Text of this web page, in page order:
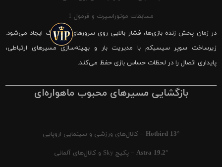
مسابقات موتوراسپرت و فرمول 1
در زمان پخش زنده بازی‌ها، فشار بالایی روی سرورهای شیرینگ ایجاد می‌شود.
زیرساخت سوپر سیسیکم با مدیریت بار و بهینه‌سازی مسیرهای ارتباطی،
پایداری اتصال را در لحظات حساس بازی حفظ می‌کند.
بازگشایی مسیرهای محبوب ماهواره‌ای
Hotbird 13° – کانال‌های ورزشی و سینمایی اروپایی
Astra 19.2° – پکیج Sky و کانال‌های آلمانی